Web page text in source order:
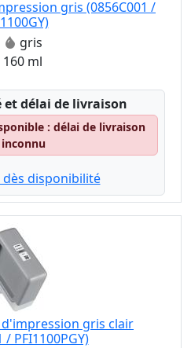
gris (0856C001 /
gris
160 ml
délai de livraison
: délai de livraison
inconnu
disponibilité
gris clair
/ PFI1100PGY)